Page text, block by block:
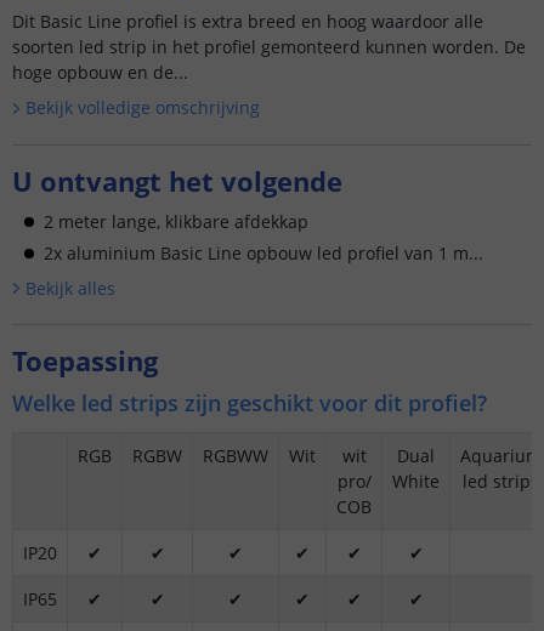
Dit Basic Line profiel is extra breed en hoog waardoor alle
soorten led strip in het profiel gemonteerd kunnen worden. De
hoge opbouw en de...
Bekijk volledige omschrijving
U ontvangt het volgende
2 meter lange, klikbare afdekkap
2x aluminium Basic Line opbouw led profiel van 1 m...
Bekijk alles
Toepassing
Welke led strips zijn geschikt voor dit profiel?
RGB RGBW RGBWW Wit
wit
pro/
COB
Dual
White
Aquarium
led strips
IP20 ✔ ✔ ✔ ✔ ✔
✔
IP65
✔ ✔ ✔ ✔ ✔
✔